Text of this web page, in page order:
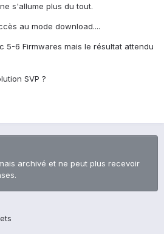
s'allume plus du tout.
au mode download....
5-6 Firmwares mais le résultat attendu
SVP ?
archivé et ne peut plus recevoir